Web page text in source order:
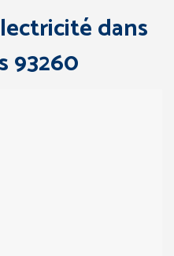
dans
93260